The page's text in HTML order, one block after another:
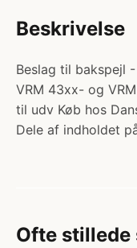
Beskrivelse
Beslag til bakspejl
VRM 43xx- og
til udv Køb hos
Dele af indholdet
Ofte stillede